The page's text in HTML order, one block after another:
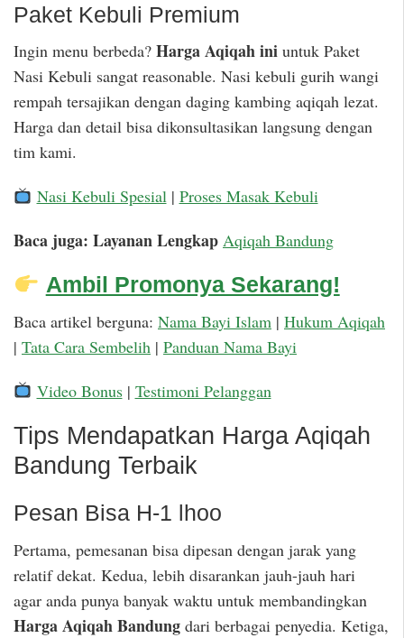
Paket Kebuli Premium
Ingin menu berbeda? Harga Aqiqah ini untuk Paket
Nasi Kebuli sangat reasonable. Nasi kebuli gurih wangi
rempah tersajikan dengan daging kambing aqiqah lezat.
Harga dan detail bisa dikonsultasikan langsung dengan
tim kami.
Nasi Kebuli Spesial| Proses Masak Kebuli
Baca juga: Layanan Lengkap Aqiqah Bandung
Ambil Promonya Sekarang!
Baca artikel berguna: Nama Bayi Islam | Hukum Aqiqah
| Tata Cara Sembelih | Panduan Nama Bayi
Video Bonus| Testimoni Pelanggan
Tips Mendapatkan Harga Aqiqah
Bandung Terbaik
Pesan Bisa H-1 lhoo
Pertama, pemesanan bisa dipesan dengan jarak yang
relatif dekat. Kedua, lebih disarankan jauh-jauh hari
agar anda punya banyak waktu untuk membandingkan
Harga Aqiqah Bandung dari berbagai penyedia. Ketiga,